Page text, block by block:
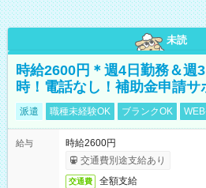
未読
時給2600円＊週4日勤務＆週
時！電話なし！補助金申請サ
派遣 職種未経験OK ブランクOK
給与
時給2600円
交通費別途支給あり
交通費 全額支給